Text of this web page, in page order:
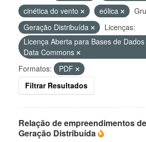
cinética do vento
eólica
Geração Distribuída
Licenças:
Licença Aberta para Bases de
Data Commons
Formatos:
PDF
Filtrar Resultados
Relação de empreendimentos
Geração Distribuída